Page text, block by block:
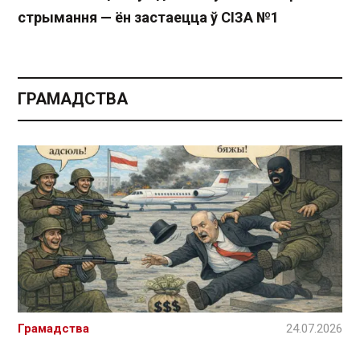
стрымання — ён застаецца ў СІЗА №1
ГРАМАДСТВА
Грамадства 24.07.2026